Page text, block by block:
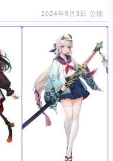
2024年9月3日 公開